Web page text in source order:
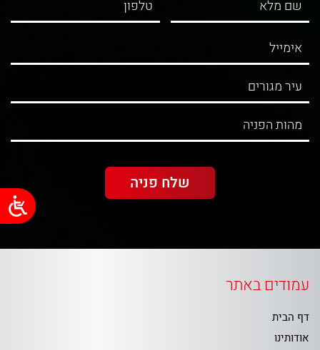
עמודים באתר
דף הבית
אודותינו